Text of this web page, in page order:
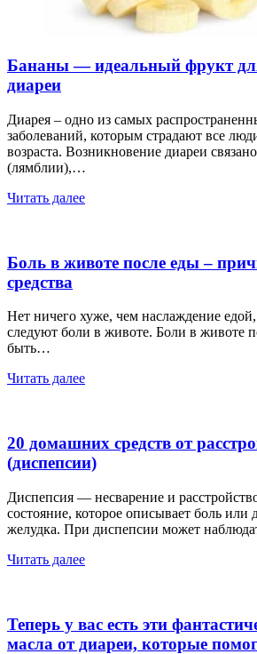
Бананы — идеальный фрукт
диареи
Диарея – одно из самых
заболеваний, которым страдают все
возраста. Возникновение диареи
(лямблии),…
Читать далее
Боль в животе после еды –
средства
Нет ничего хуже, чем наслаждение едой,
следуют боли в животе. Боли в животе
быть…
Читать далее
20 домашних средств от
(диспепсии)
Диспепсия — несварение и
состояние, которое описывает боль или
желудка. При диспепсии может
Читать далее
Теперь у вас есть эти
масла от диареи, которые